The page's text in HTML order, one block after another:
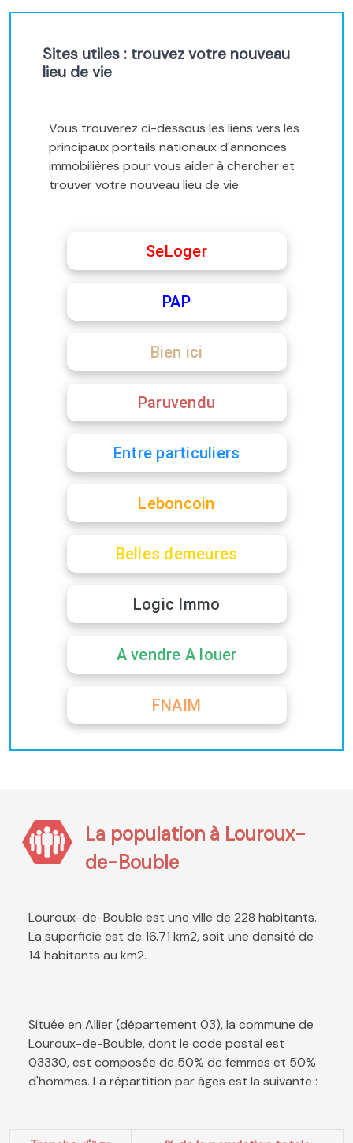
Sites utiles : trouvez votre nouveau
lieu de vie
Vous trouverez ci-dessous les liens vers les
principaux portails nationaux d'annonces
immobilières pour vous aider à chercher et
trouver votre nouveau lieu de vie.
SeLoger
PAP
Bien ici
Paruvendu
Entre particuliers
Leboncoin
Belles demeures
Logic Immo
A vendre A louer
FNAIM
La population à Louroux-
de-Bouble
Louroux-de-Bouble est une ville de 228 habitants.
La superficie est de 16.71 km2, soit une densité de
14 habitants au km2.
Située en Allier (département 03), la commune de
Louroux-de-Bouble, dont le code postal est
03330, est composée de 50% de femmes et 50%
d'hommes. La répartition par âges est la suivante :